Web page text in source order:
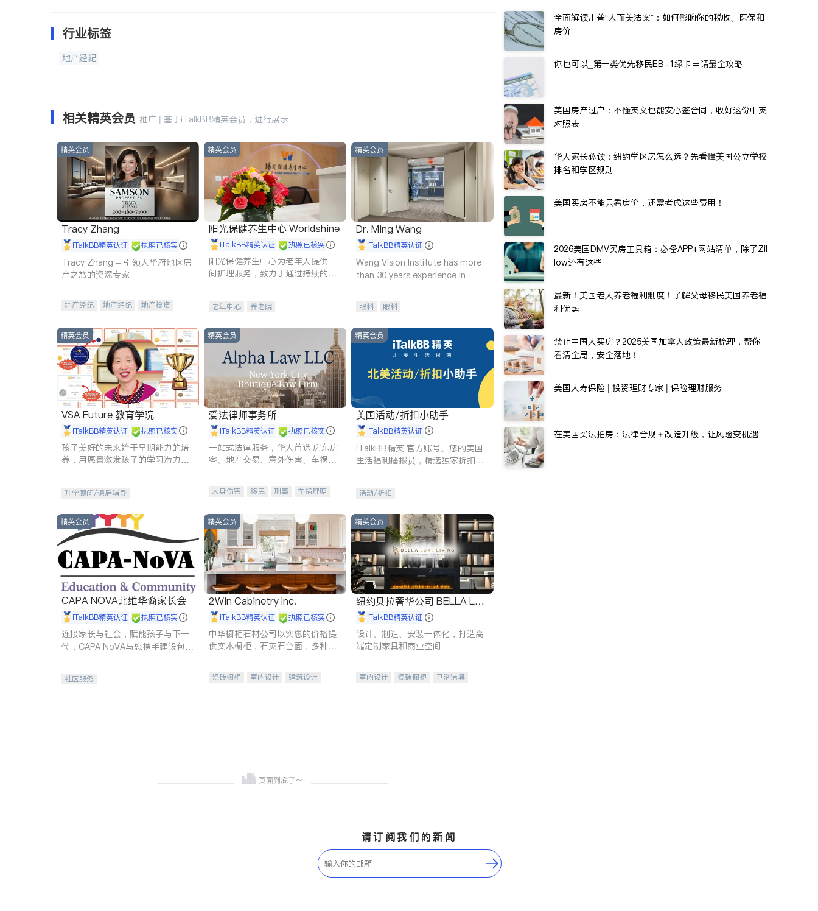
行业标签
地产经纪
相关精英会员 推广 | 基于iTalkBB精英会员，进行展示
精英会员
Tracy Zhang
iTalkBB精英认证 执照已核实
Tracy Zhang - 引领大华府地区房
产之旅的资深专家
地产经纪 地产经纪
地产投资
精英会员
阳光保健养生中心 Worldshine
iTalkBB精英认证 执照已核实
阳光保健养生中心为老年人提供日
间护理服务，致力于通过持续的护
老年中心 养老院
精英会员
Dr. Ming Wang
iTalkBB精英认证
Wang Vision Institute has more
than 30 years experience in
眼科 眼科
精英会员
VSA Future 教育学院
iTalkBB精英认证 执照已核实
孩子美好的未来始于早期能力的培
养，用愿景激发孩子的学习潜力和
升学顾问/课后辅导
精英会员
爱法律师事务所
iTalkBB精英认证 执照已核实
一站式法律服务，华人首选.房东房
客、地产交易、意外伤害、车祸重
人身伤害 移民 刑事
车祸理赔
商标注册
索赔 律师-其它 保释
精英会员
美国活动/折扣小助手
iTalkBB精英认证
iTalkBB精英 官方账号。您的美国
生活福利播报员，精选独家折扣、
活动/折扣
精英会员
CAPA NOVA北维华裔家长会
iTalkBB精英认证 执照已核实
连接家长与社会，赋能孩子与下一
代，CAPA NoVA与您携手建设包
社区服务
精英会员
2Win Cabinetry Inc.
iTalkBB精英认证 执照已核实
中华橱柜石材公司以实惠的价格提
供实木橱柜，石英石台面，多种优
机。品质厨房，家的选择。
瓷砖橱柜 室内设计
建筑设计
精英会员
纽约贝拉奢华公司 BELLA LUX
E iTalkBB精英认证
设计、制造、安装一体化，打造高
端定制家具和商业空间
室内设计 瓷砖橱柜
卫浴洁具
全面解读川普“大而美法案”：如何影响你的税收、医保和
房价
你也可以_第一类优先移民EB-1绿卡申请最全攻略
美国房产过户：不懂英文也能安心签合同，收好这份中英
对照表
华人家长必读：纽约学区房怎么选？先看懂美国公立学校
排名和学区规则
美国买房不能只看房价，还需考虑这些费用！
2026美国DMV买房工具箱：必备APP+网站清单，除了Zil
low还有这些
最新！美国老人养老福利制度！了解父母移民美国养老福
利优势
禁止中国人买房？2025美国加拿大政策最新梳理，帮你
看清全局，安全落地！
美国人寿保险 | 投资理财专家 | 保险理财服务
在美国买法拍房：法律合规＋改造升级，让风险变机遇
请订阅我们的新闻